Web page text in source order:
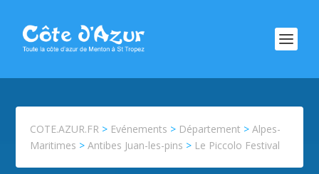
COTE.AZUR.FR > Evénements > Département >Alpes-
Maritimes >Antibes Juan-les-pins > Le Piccolo Festival